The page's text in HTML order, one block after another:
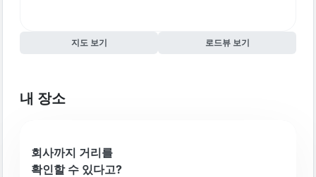
지도 보기 로드뷰 보기
내 장소
회사까지 거리를
확인할 수 있다고?